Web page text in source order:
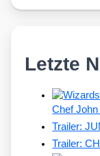
Letzte
Chef
Trailer:
Trailer: